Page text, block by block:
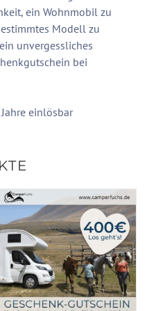
ein Wohnmobil zu
Modell zu
unvergessliches
bei
einlösbar